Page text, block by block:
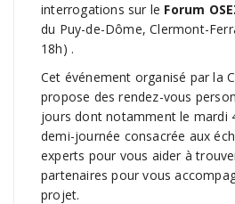
interrogations sur le Forum
du Puy-de-Dôme, Clermont-
18h) .
Cet événement organisé par la
propose des rendez-vous
jours dont notamment le mardi
demi-journée consacrée aux
experts pour vous aider à
partenaires pour vous
projet.